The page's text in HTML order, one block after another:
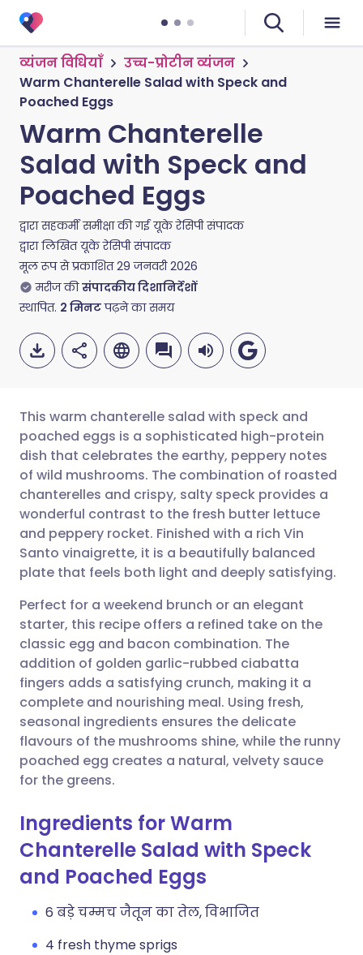
व्यंजन विधियाँ
उच्च-प्रोटीन व्यंजन
Warm Chanterelle Salad with Speck and
Poached Eggs
Warm Chanterelle
Salad with Speck and
Poached Eggs
द्वारा सहकर्मी समीक्षा की गईयूके रेसिपी संपादक
द्वारा लिखितयूके रेसिपी संपादक
मूल रूप से प्रकाशित 29 जनवरी 2026
मरीज की संपादकीय दिशानिर्देशों
स्थापित. 2 मिनटपढ़ने का समय
ईमेल के माध्यम से साझा करें
फेसबुक के माध्यम से साझा करें
लिंक्डइन के माध्यम से साझा
करें
X के माध्यम से साझा करें
WhatsApp के माध्यम से साझा
करें
लिंक कॉपी करें
🇬🇧 English 🇩🇪 Deutsch
🇪🇸 Español 🇫🇷 Français
🇮🇹 Italiano 🇵🇹
🇮🇳 हिन्दी
🇸🇦 عربي 🇸🇪 Svenska
This warm chanterelle salad with speck and
poached eggs is a sophisticated high-protein
dish that celebrates the earthy, peppery notes
of wild mushrooms. The combination of roasted
chanterelles and crispy, salty speck provides a
wonderful contrast to the fresh butter lettuce
and peppery rocket. Finished with a rich Vin
Santo vinaigrette, it is a beautifully balanced
plate that feels both light and deeply satisfying.
Perfect for a weekend brunch or an elegant
starter, this recipe offers a refined take on the
classic egg and bacon combination. The
addition of golden garlic-rubbed ciabatta
fingers adds a satisfying crunch, making it a
complete and nourishing meal. Using fresh,
seasonal ingredients ensures the delicate
flavours of the mushrooms shine, while the runny
poached egg creates a natural, velvety sauce
for the greens.
Ingredients for Warm
Chanterelle Salad with Speck
and Poached Eggs
6 बड़े चम्मच जैतून का तेल, विभाजित
4 fresh thyme sprigs